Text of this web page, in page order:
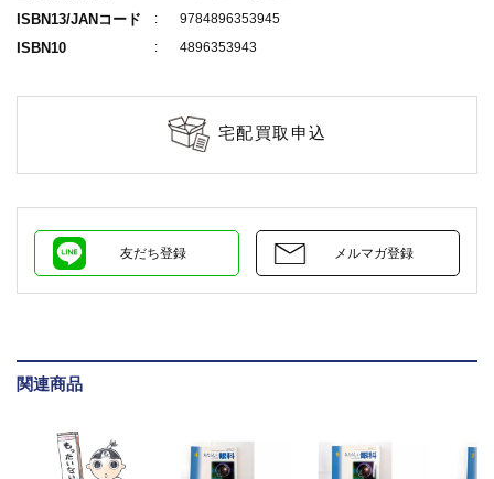
ISBN13/JANコード 9784896353945
ISBN10 4896353943
宅配買取申込
友だち登録 メルマガ登録
関連商品